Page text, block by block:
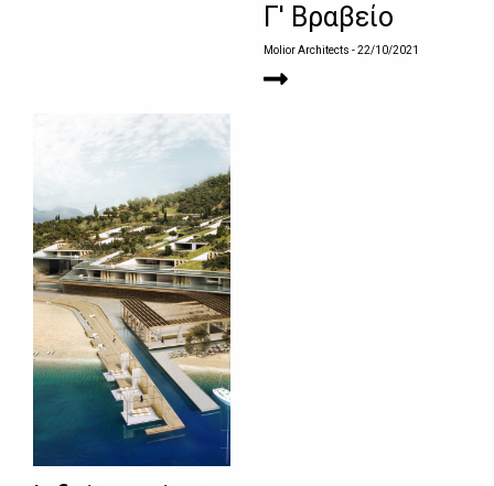
Γ' Βραβείο
Molior Architects - 22/10/2021